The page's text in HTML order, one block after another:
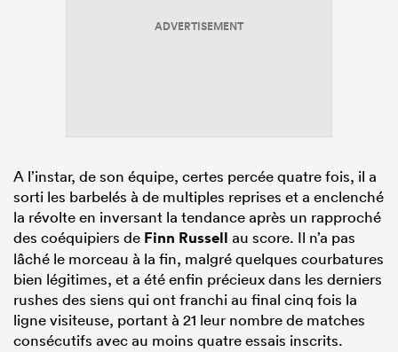
ADVERTISEMENT
A l’instar, de son équipe, certes percée quatre fois, il a
sorti les barbelés à de multiples reprises et a enclenché
la révolte en inversant la tendance après un rapproché
des coéquipiers de Finn Russell au score. Il n’a pas
lâché le morceau à la fin, malgré quelques courbatures
bien légitimes, et a été enfin précieux dans les derniers
rushes des siens qui ont franchi au final cinq fois la
ligne visiteuse, portant à 21 leur nombre de matches
consécutifs avec au moins quatre essais inscrits.